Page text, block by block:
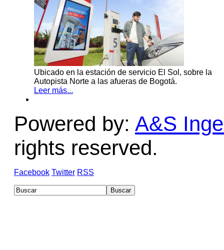
Ubicado en la estación de servicio El Sol, sobre la
Autopista Norte a las afueras de Bogotá.
Leer más...
Powered by: A&S
rights reserved.
Facebook Twitter RSS